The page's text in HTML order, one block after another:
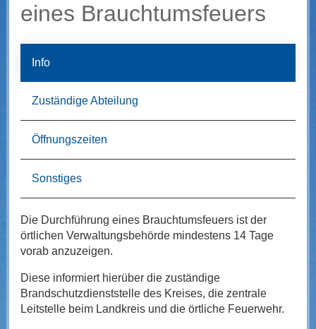
eines Brauchtumsfeuers
Info
Zuständige Abteilung
Öffnungszeiten
Sonstiges
Die Durchführung eines Brauchtumsfeuers ist der
örtlichen Verwaltungsbehörde mindestens 14 Tage
vorab anzuzeigen.
Diese informiert hierüber die zuständige
Brandschutzdienststelle des Kreises, die zentrale
Leitstelle beim Landkreis und die örtliche Feuerwehr.